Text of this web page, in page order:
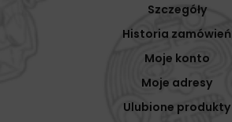
Szczegóły
Historia zamówień
Moje konto
Moje adresy
Ulubione produkty